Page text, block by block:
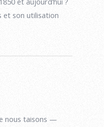
et son utilisation
nous taisons —